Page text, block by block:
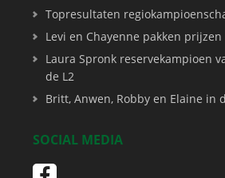
Topresultaten
Levi en Chayenne pakken prijzen
Laura Spronk reservekampioen
de L2
Britt, Anwen, Robby en Elaine in
SOCIAL MEDIA